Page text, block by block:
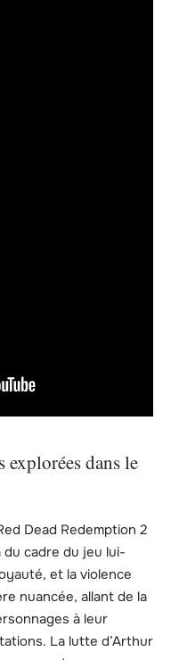
explorées dans le
Dead Redemption 2
cadre du jeu lui-
et la violence
nuancée, allant de la
à leur
La lutte d’Arthur